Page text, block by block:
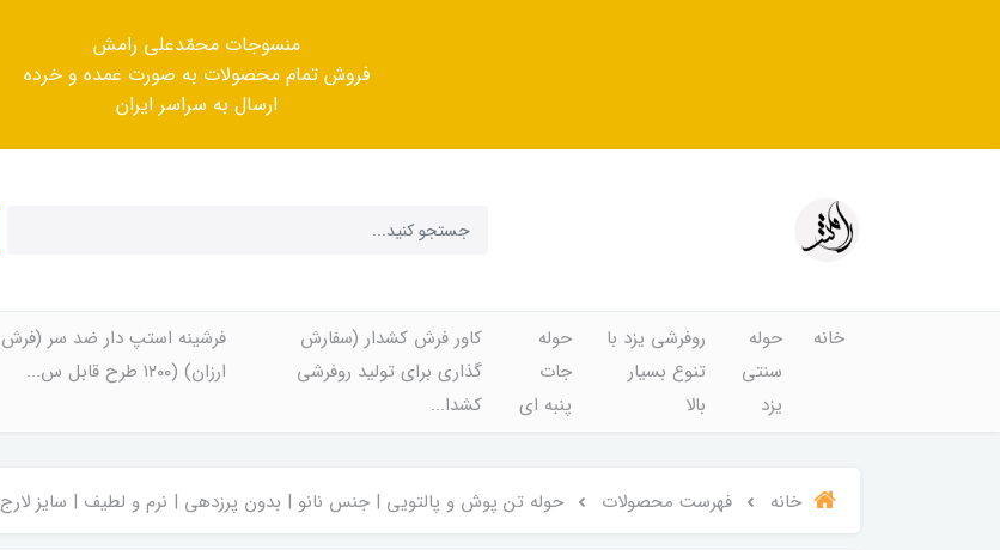
منسوجات محمّدعلی رامش
فروش تمام محصولات به صورت عمده و خرده
ارسال به سراسر ایران
خانه
حوله
سنتی
یزد
روفرشی یزد با
تنوع بسیار
بالا
حوله
جات
پنبه ای
کاور فرش کشدار (سفارش
گذاری برای تولید روفرشی
کشدا...
فرشینه استپ دار ضد سر (فرش
ارزان) (۱۲۰۰ طرح قابل س...
خانه فهرست محصولات حوله تن پوش و پالتویی | جنس نانو | بدون پرزدهی | نرم و لطیف | سایز لارج